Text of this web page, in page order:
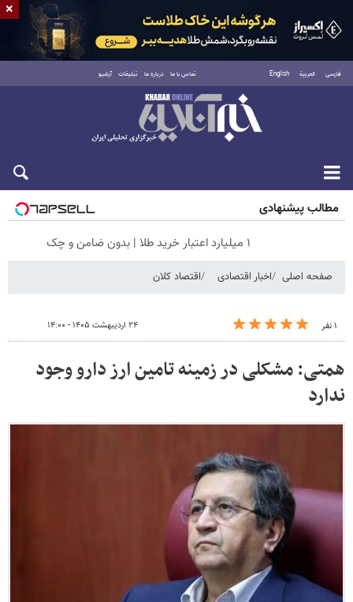
فارسی العربية English تماس با ما درباره ما تبلیغات آرشیو
جمعه ۱۶ مرداد ۱۴۰۵
مطالب پیشنهادی
۱ میلیارد اعتبار خرید طلا | بدون ضامن و چک
صفحه اصلی اخبار اقتصادی اقتصاد کلان
۱ نفر ۲۴ اردیبهشت ۱۴۰۵ - ۱۴:۰۰
همتی: مشکلی در زمینه تامین ارز دارو وجود
ندارد
×